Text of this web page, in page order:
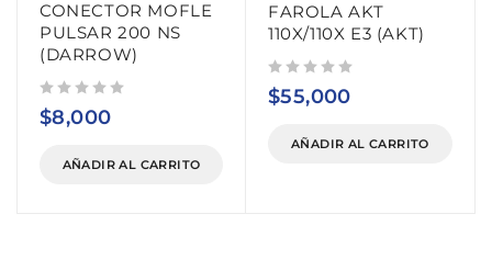
CONECTOR MOFLE
PULSAR 200 NS
(DARROW)
$8,000
AÑADIR AL CARRITO
FAROLA AKT
110X/110X E3 (AKT)
$55,000
AÑADIR AL CARRITO